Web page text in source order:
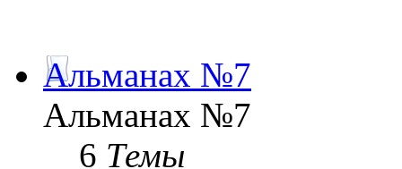
Альманах №7
Альманах №7
6 Темы